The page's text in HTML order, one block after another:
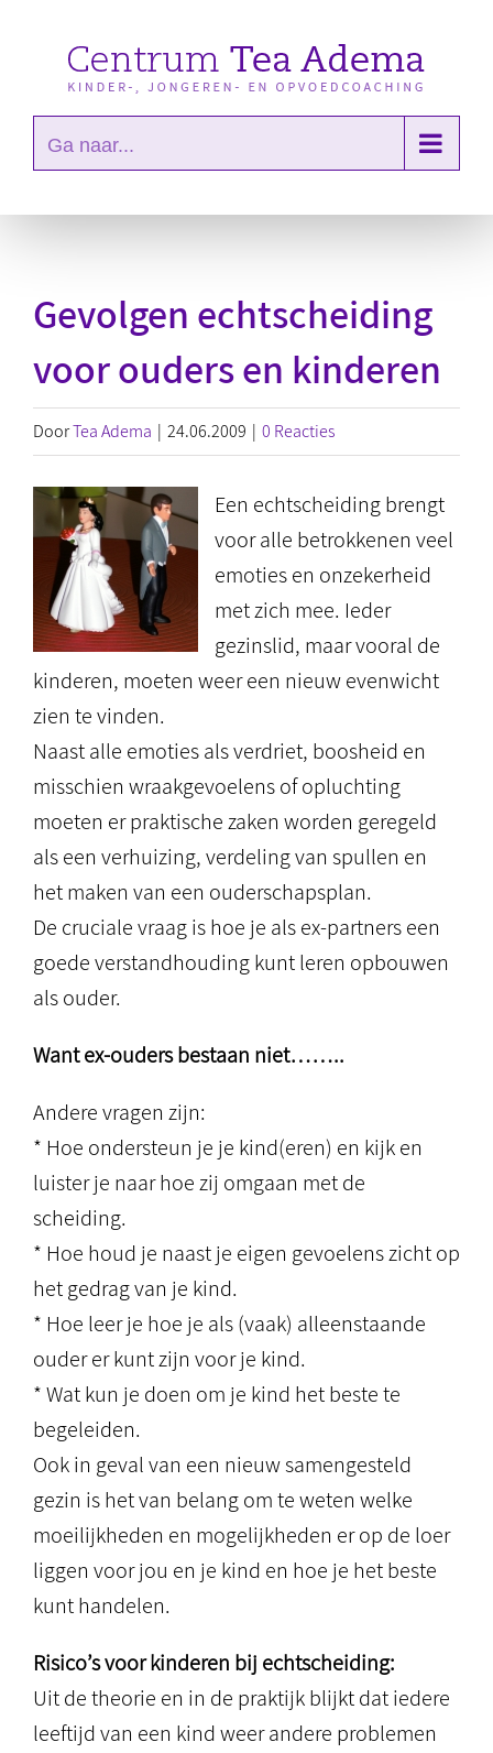
Ga naar...
Gevolgen echtscheiding
voor ouders en kinderen
DoorTea Adema | 24.06.2009 | 0 Reacties
Een echtscheiding brengt
voor alle betrokkenen veel
emoties en onzekerheid
met zich mee. Ieder
gezinslid, maar vooral de
kinderen, moeten weer een nieuw evenwicht
zien te vinden.
Naast alle emoties als verdriet, boosheid en
misschien wraakgevoelens of opluchting
moeten er praktische zaken worden geregeld
als een verhuizing, verdeling van spullen en
het maken van een ouderschapsplan.
De cruciale vraag is hoe je als ex-partners een
goede verstandhouding kunt leren opbouwen
als ouder.
Want ex-ouders bestaan niet……..
Andere vragen zijn:
* Hoe ondersteun je je kind(eren) en kijk en
luister je naar hoe zij omgaan met de
scheiding.
* Hoe houd je naast je eigen gevoelens zicht op
het gedrag van je kind.
* Hoe leer je hoe je als (vaak) alleenstaande
ouder er kunt zijn voor je kind.
* Wat kun je doen om je kind het beste te
begeleiden.
Ook in geval van een nieuw samengesteld
gezin is het van belang om te weten welke
moeilijkheden en mogelijkheden er op de loer
liggen voor jou en je kind en hoe je het beste
kunt handelen.
Risico’s voor kinderen bij echtscheiding:
Uit de theorie en in de praktijk blijkt dat iedere
leeftijd van een kind weer andere problemen